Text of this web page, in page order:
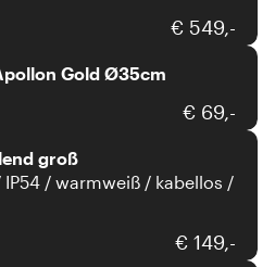
€ 549,-
Kare
Gold Ø35cm
€ 69,-
Fabas Luce
groß
IP54 / warmweiß / kabellos /
€ 149,-
Wever & Ducré